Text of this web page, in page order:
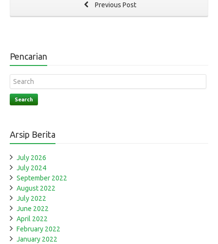
Previous Post
Pencarian
Search
Arsip Berita
July 2026
July 2024
September 2022
August 2022
July 2022
June 2022
April 2022
February 2022
January 2022